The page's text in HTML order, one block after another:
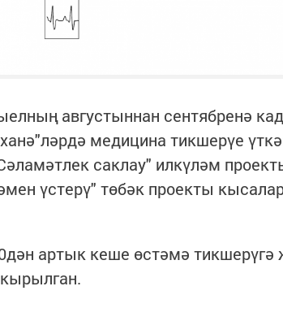
августыннан сентябренә
медицина тикшерүе
саклау" илкүләм
үстерү" төбәк проекты
артык кеше өстәмә тикшерүгә